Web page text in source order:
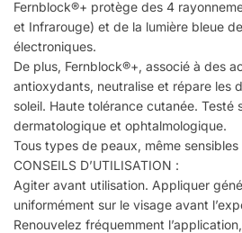
Fernblock®+ protège des 4
et Infrarouge) et de la lumière bleue
électroniques.
De plus, Fernblock®+, associé à des
antioxydants, neutralise et répare les
soleil. Haute tolérance cutanée. Testé
dermatologique et ophtalmologique.
Tous types de peaux, même sensibles
CONSEILS D’UTILISATION :
Agiter avant utilisation. Appliquer
uniformément sur le visage avant
Renouvelez fréquemment